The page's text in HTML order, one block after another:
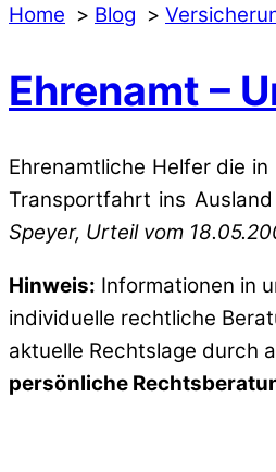
Home Blog
Ehrenamt –
Ehrenamtliche Helfer die
Transportfahrt ins
Speyer, Urteil vom
Hinweis: Informationen in
individuelle rechtliche
aktuelle Rechtslage durch
persönliche